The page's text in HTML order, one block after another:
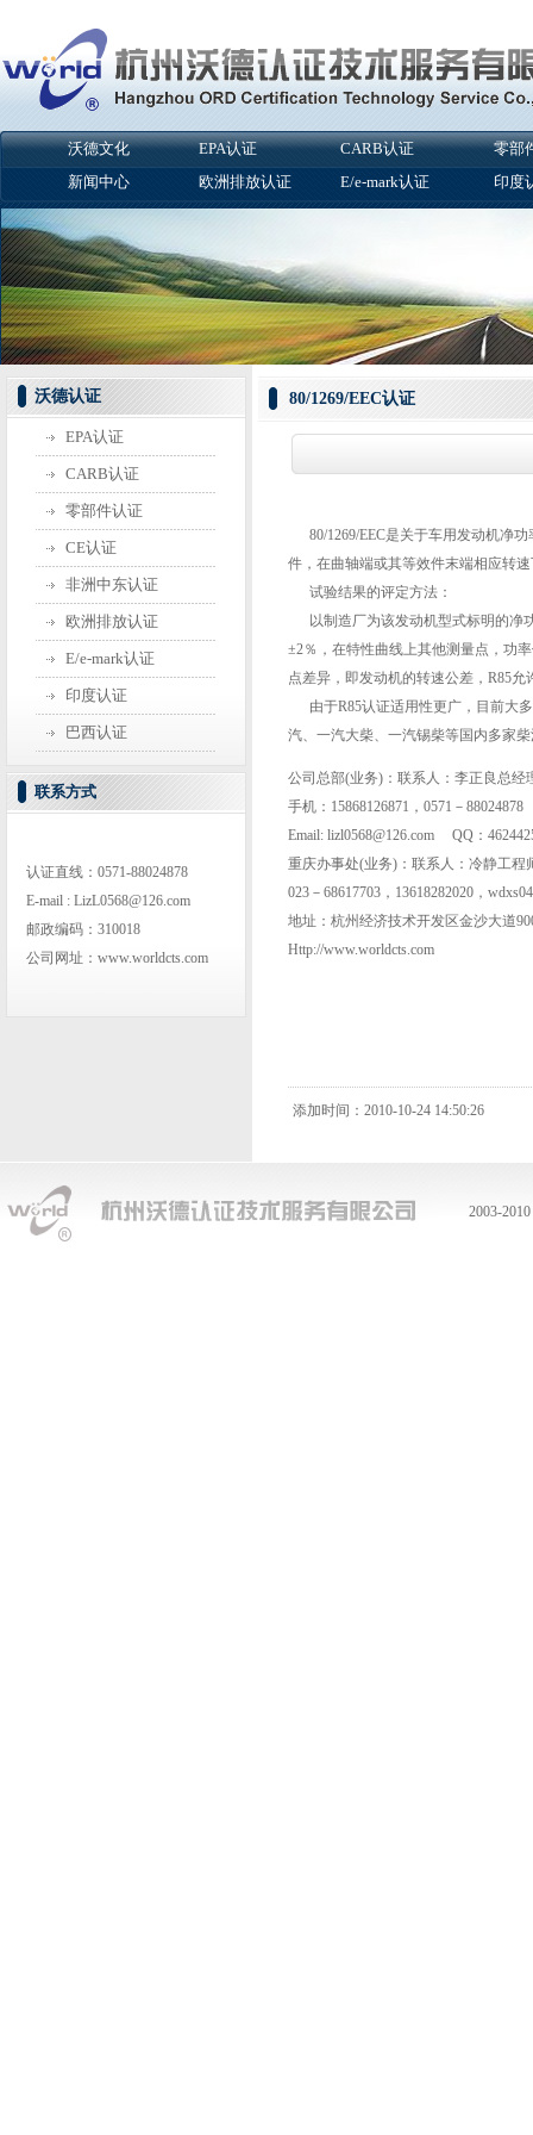
沃德文化 EPA认证 CARB认证
零部
新闻中心
欧洲排放认证 E/e-mark认证 印度
沃德认证
EPA认证
CARB认证
零部件认证
CE认证
非洲中东认证
欧洲排放认证
E/e-mark认证
印度认证
巴西认证
联系方式
认证直线：0571-88024878
E-mail : LizL0568@126.com
邮政编码：310018
公司网址：www.worldcts.com
80/1269/EEC认证
80/1269/EEC是关于车用发动机净功
件，在曲轴端或其等效件末端相应转
试验结果的评定方法：
以制造厂为该发动机型式标明的净
±2％，在特性曲线上其他测量点，功
点差异，即发动机的转速公差，R85允
由于R85认证适用性更广，目前大多
汽、一汽大柴、一汽锡柴等国内多家
公司总部(业务)：联系人：李正良总经
手机：15868126871，0571－88024878
Email: lizl0568@126.com QQ：
重庆办事处(业务)：联系人：冷静工程
023－68617703，13618282020，
地址：杭州经济技术开发区金沙大道
Http://www.worldcts.com
添加时间：2010-10-24 14:50:26
2003-